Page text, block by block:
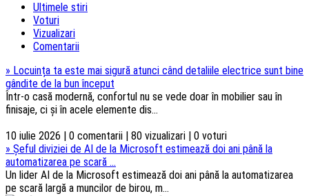
Ultimele stiri
Voturi
Vizualizari
Comentarii
» Locuința ta este mai sigură atunci când detaliile electrice sunt bine
gândite de la bun început
Într-o casă modernă, confortul nu se vede doar în mobilier sau în
finisaje, ci și în acele elemente dis...
10 iulie 2026 | 0 comentarii | 80 vizualizari | 0 voturi
» Șeful diviziei de AI de la Microsoft estimează doi ani până la
automatizarea pe scară ...
Un lider AI de la Microsoft estimează doi ani până la automatizarea
pe scară largă a muncilor de birou, m...